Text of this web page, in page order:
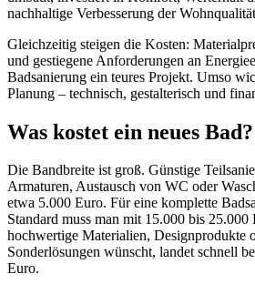
nachhaltige Verbesserung der
Gleichzeitig steigen die Kosten:
und gestiegene Anforderungen an
Badsanierung ein teures Projekt. Umso
Planung – technisch, gestalterisch und
Was kostet ein neues Bad?
Die Bandbreite ist groß. Günstige
Armaturen, Austausch von WC oder
etwa 5.000 Euro. Für eine komplette
Standard muss man mit 15.000 bis 25.000
hochwertige Materialien, Designprodukte
Sonderlösungen wünscht, landet schnell
Euro.